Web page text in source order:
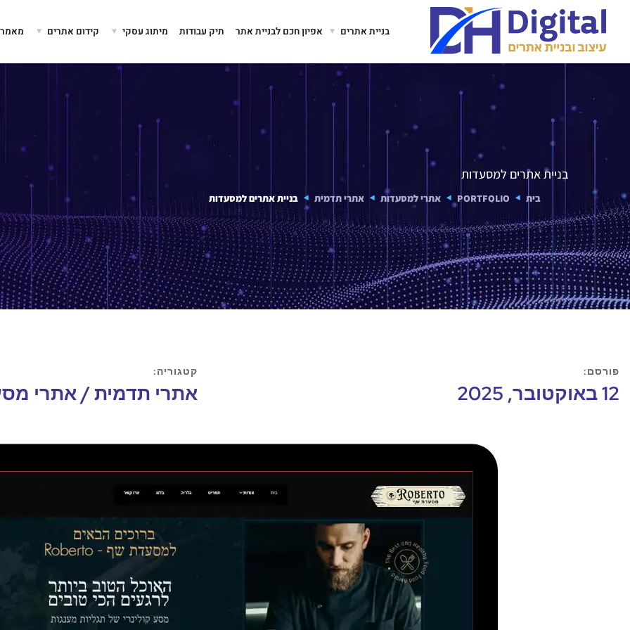
בניית אתרים אפיון חכם לבניית אתר תיק עבודות מיתוג עסקי קידום אתרים
בניית אתרים למסעדות
בית PORTFOLIO אתרי למסעדות אתרי תדמית בניית אתרים למסעדות
פורסם:
12 באוקטובר, 2025
קטגוריה:
אתרי תדמית / אתרי